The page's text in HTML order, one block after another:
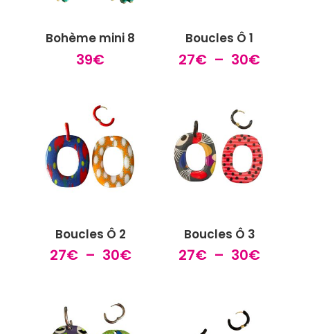
Bohème mini 8
39€
Boucles Ô 1
27€ – 30€Plage
30€
Boucles Ô 2
27€ – 30€Plage
Boucles Ô 3
27€ – 30€Plage